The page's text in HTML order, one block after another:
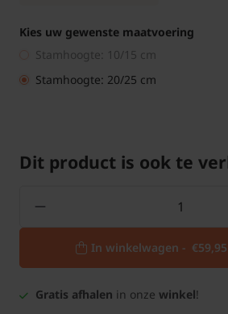
Kies uw gewenste maatvoering
Stamhoogte: 10/15 cm
Stamhoogte: 20/25 cm
Dit product is ook te
In winkelwagen - €59,95
Gratis afhalen in onze winkel!